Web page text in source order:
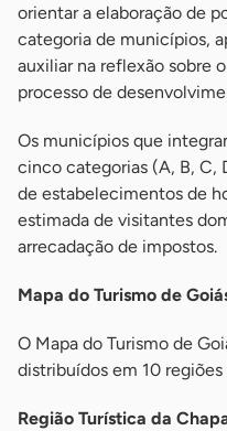
orientar a elaboração de
categoria de municípios,
auxiliar na reflexão sobre
processo de
Os municípios que
cinco categorias (A, B, C,
de estabelecimentos de
estimada de visitantes
arrecadação de impostos.
Mapa do Turismo de
O Mapa do Turismo de
distribuídos em 10
Região Turística da